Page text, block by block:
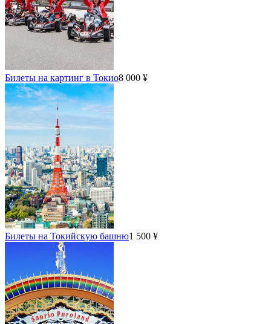
Билеты на картинг в Токио8 000 ¥
Билеты на Токийскую башню1 500 ¥